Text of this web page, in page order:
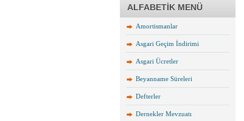
ALFABETİK MENÜ
Amortismanlar
Asgari Geçim İndirimi
Asgari Ücretler
Beyanname Süreleri
Defterler
Dernekler Mevzuatı